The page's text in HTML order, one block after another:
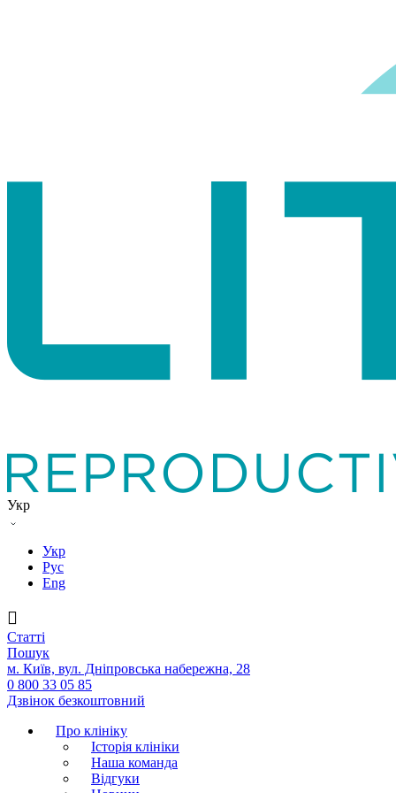
Укр
Укр
Рус
Eng
Статтi
Пошук
м. Київ, вул. Дніпровська набережна, 28
0 800 33 05 85
Дзвінок безкоштовний
Про клініку
Історія клініки
Наша команда
Вiдгуки